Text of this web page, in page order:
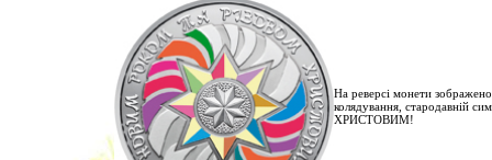
На реверсі монети
колядування, стародавній
ХРИСТОВИМ!